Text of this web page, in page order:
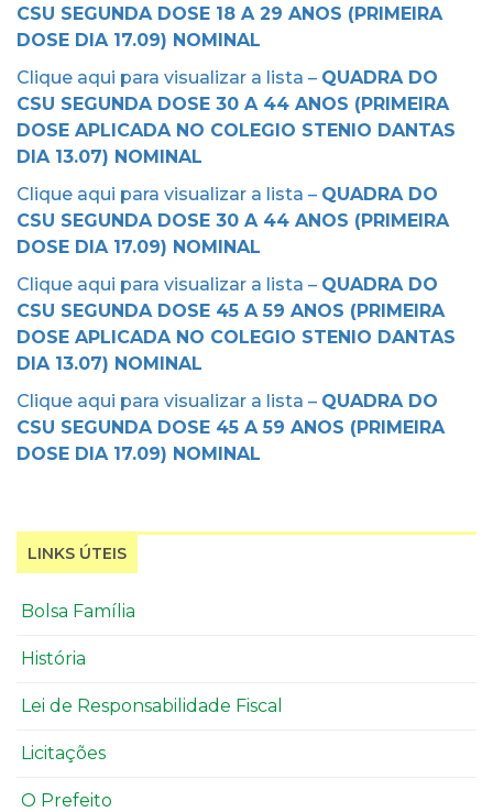
CSU SEGUNDA DOSE 18 A 29 ANOS (PRIMEIRA
DOSE DIA 17.09) NOMINAL
Clique aqui para visualizar a lista – QUADRA DO
CSU SEGUNDA DOSE 30 A 44 ANOS (PRIMEIRA
DOSE APLICADA NO COLEGIO STENIO DANTAS
DIA 13.07) NOMINAL
Clique aqui para visualizar a lista – QUADRA DO
CSU SEGUNDA DOSE 30 A 44 ANOS (PRIMEIRA
DOSE DIA 17.09) NOMINAL
Clique aqui para visualizar a lista – QUADRA DO
CSU SEGUNDA DOSE 45 A 59 ANOS (PRIMEIRA
DOSE APLICADA NO COLEGIO STENIO DANTAS
DIA 13.07) NOMINAL
Clique aqui para visualizar a lista – QUADRA DO
CSU SEGUNDA DOSE 45 A 59 ANOS (PRIMEIRA
DOSE DIA 17.09) NOMINAL
LINKS ÚTEIS
Bolsa Família
História
Lei de Responsabilidade Fiscal
Licitações
O Prefeito